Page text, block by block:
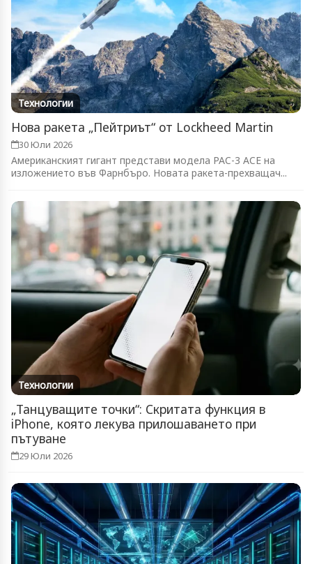
Технологии
Нова ракета „Пейтриът“ от Lockheed Martin
30 Юли 2026
Американският гигант представи модела PAC-3 ACE на
изложението във Фарнбъро. Новата ракета-прехващач...
Технологии
„Танцуващите точки“: Скритата функция в
iPhone, която лекува прилошаването при
пътуване
29 Юли 2026